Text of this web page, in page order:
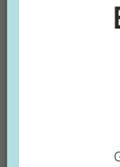
Votre adresse
pour vous
GRDF
moment utiliser